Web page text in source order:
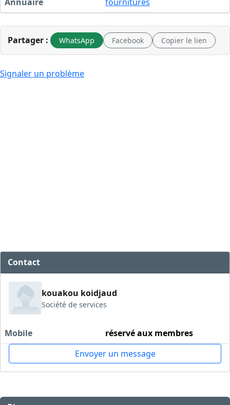
Partager : WhatsApp Facebook Copier le lien
Signaler un problème
Contact
kouakou koidjaud
Société de services
Mobile
réservé aux membres
Envoyer un message